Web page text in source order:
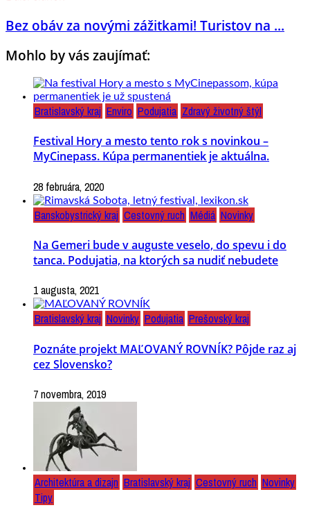
Bez obáv za novými zážitkami! Turistov na ...
Mohlo by vás zaujímať:
Bratislavský kraj Enviro Podujatia Zdravý životný štýl
Festival Hory a mesto tento rok s novinkou –
MyCinepass. Kúpa permanentiek je aktuálna.
28 februára, 2020
Banskobystrický kraj Cestovný ruch Médiá Novinky
Na Gemeri bude v auguste veselo, do spevu i do
tanca. Podujatia, na ktorých sa nudiť nebudete
1 augusta, 2021
Bratislavský kraj Novinky Podujatia Prešovský kraj
Poznáte projekt MAĽOVANÝ ROVNÍK? Pôjde raz aj
cez Slovensko?
7 novembra, 2019
Architektúra a dizajn Bratislavský kraj Cestovný ruch Novinky
Tipy